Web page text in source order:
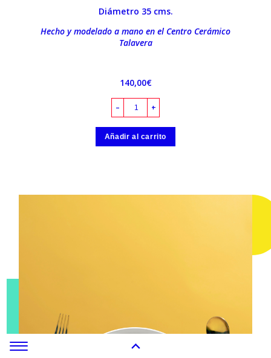
Diámetro 35 cms.
Hecho y modelado a mano en el Centro Cerámico
Talavera
140,00€
+
–
Añadir al carrito